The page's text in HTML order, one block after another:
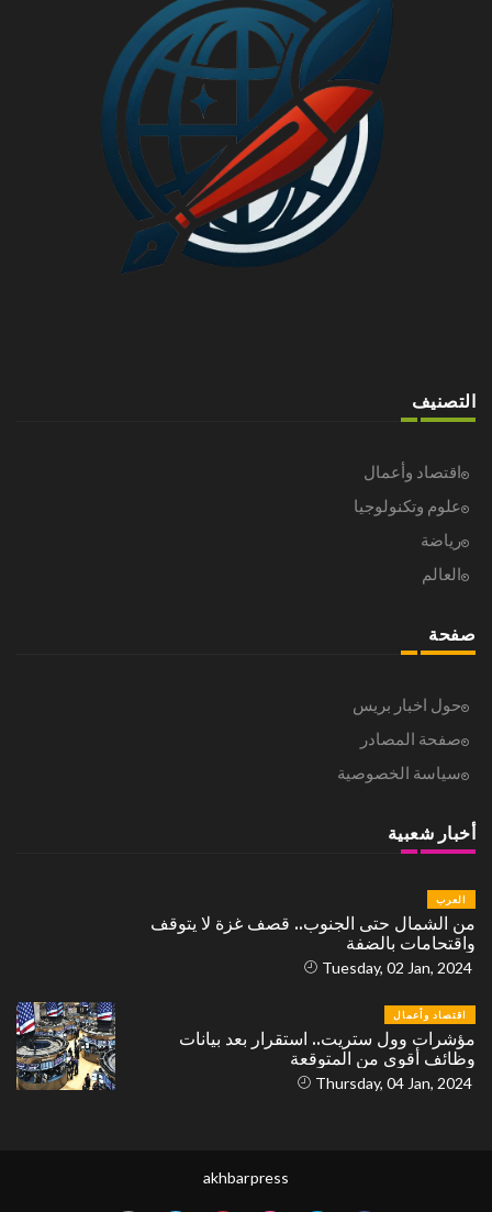
التصنيف
اقتصاد وأعمال
علوم وتكنولوجيا
رياضة
العالم
صفحة
حول اخبار بريس
صفحة المصادر
سياسة الخصوصية
أخبار شعبية
العرب
من الشمال حتى الجنوب.. قصف غزة لا يتوقف
واقتحامات بالضفة
Tuesday, 02 Jan, 2024
اقتصاد وأعمال
مؤشرات وول ستريت.. استقرار بعد بيانات
وظائف أقوى من المتوقعة
Thursday, 04 Jan, 2024
akhbarpress